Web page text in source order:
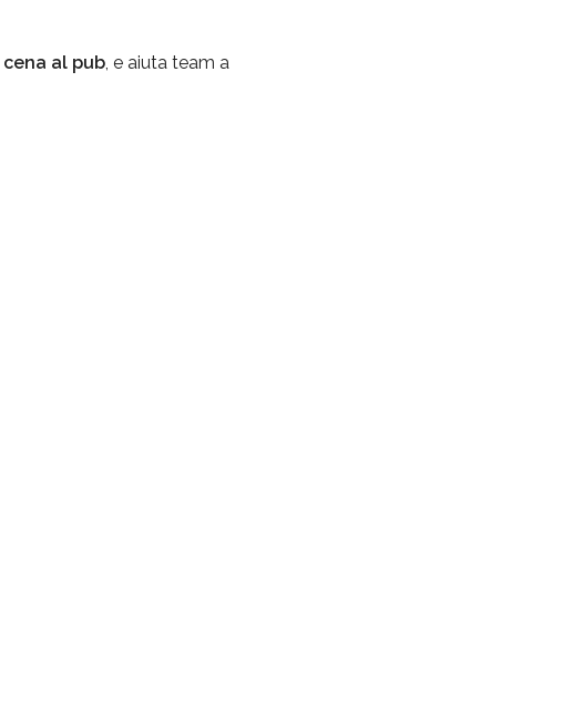
cena al pub, e aiuta team a